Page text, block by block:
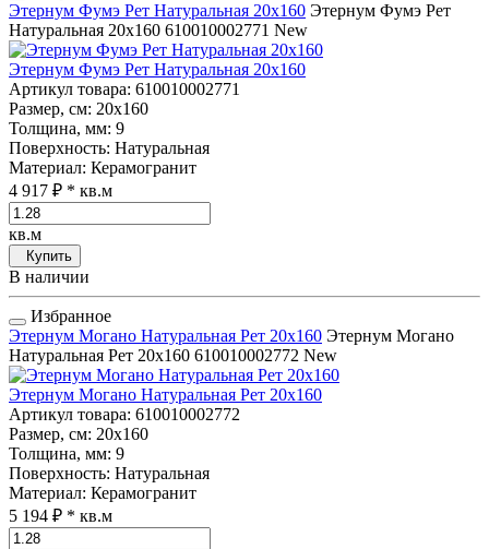
Этернум Фумэ Рет Натуральная 20x160 Этернум Фумэ Рет
Натуральная 20x160 610010002771 New
Этернум Фумэ Рет Натуральная 20x160
Артикул товара: 610010002771
Размер, см: 20x160
Толщина, мм: 9
Поверхность: Натуральная
Материал: Керамогранит
4 917 ₽ * кв.м
кв.м
Купить
В наличии
Избранное
Этернум Могано Натуральная Рет 20x160 Этернум Могано
Натуральная Рет 20x160 610010002772 New
Этернум Могано Натуральная Рет 20x160
Артикул товара: 610010002772
Размер, см: 20x160
Толщина, мм: 9
Поверхность: Натуральная
Материал: Керамогранит
5 194 ₽ * кв.м